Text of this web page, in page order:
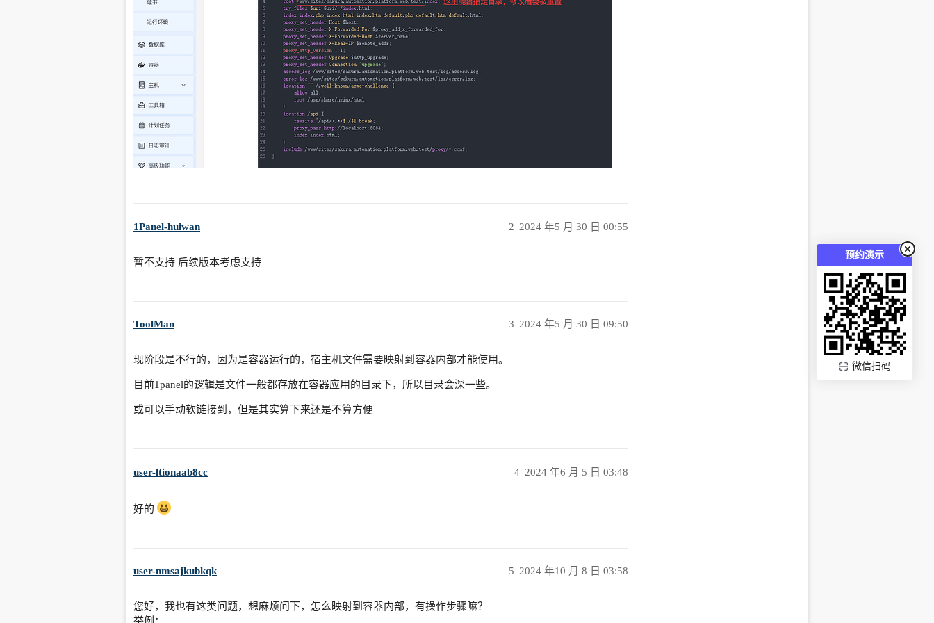
预约演示
微信扫码
1Panel-huiwan 2024 年5 月 30 日 00:55
2
暂不支持 后续版本考虑支持
ToolMan 2024 年5 月 30 日 09:50
3
现阶段是不行的，因为是容器运行的，宿主机文件需要映射到容器内部才能使用。
目前1panel的逻辑是文件一般都存放在容器应用的目录下，所以目录会深一些。
或可以手动软链接到，但是其实算下来还是不算方便
user-ltionaab8cc 2024 年6 月 5 日 03:48
4
好的
user-nmsajkubkqk 2024 年10 月 8 日 03:58
5
您好，我也有这类问题，想麻烦问下，怎么映射到容器内部，有操作步骤嘛？